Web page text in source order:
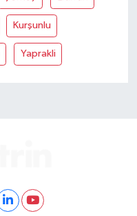
Kurşunlu
Yaprakli